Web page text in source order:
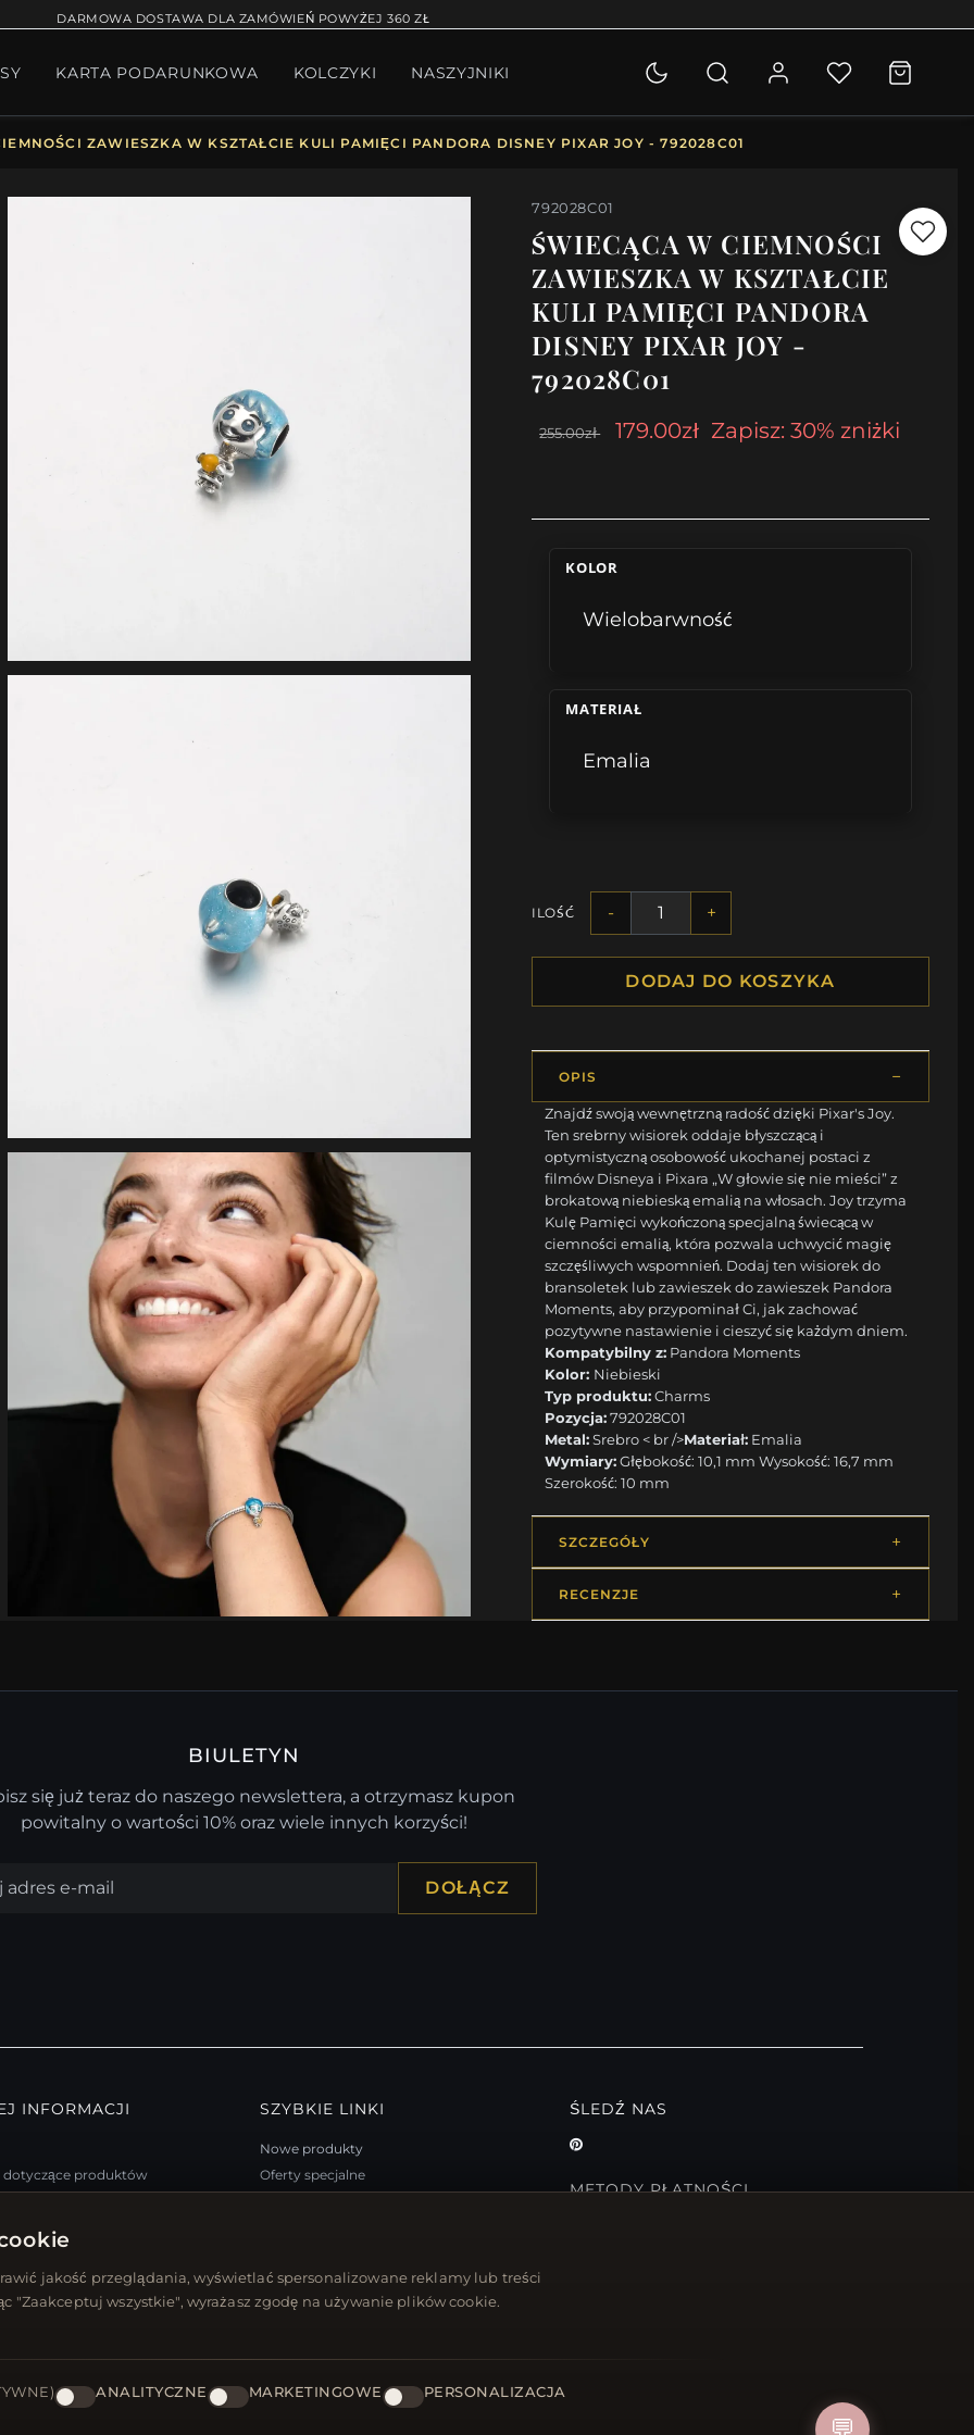
jakość przeglądania, wyświetlać spersonalizowane reklamy lub treści
"Zaakceptuj wszystkie", wyrażasz zgodę na używanie plików cookie.
ANALITYCZNE MARKETINGOWE PERSONALIZACJA
DARMOWA DOSTAWA DLA ZAMÓWIEŃ POWYŻEJ 360 ZŁ
SPRZEDAŻ BRANSOLETKA NA NOGĘ BRANSOLETKI
KARTA PODARUNKOWA KOLCZYKI NASZYJNIKI
ZAWIESZKA W KSZTAŁCIE KULI PAMIĘCI PANDORA DISNEY PIXAR JOY - 792028C01
792028C01
ŚWIECĄCA W CIEMNOŚCI
ZAWIESZKA W KSZTAŁCIE
KULI PAMIĘCI PANDORA
DISNEY PIXAR JOY -
792028C01
255.00zł 179.00zł Zapisz: 30% zniżki
KOLOR
Wielobarwność
MATERIAŁ
Emalia
ILOŚĆ - +
DODAJ DO KOSZYKA
OPIS
Znajdź swoją wewnętrzną radość dzięki Pixar's Joy.
Ten srebrny wisiorek oddaje błyszczącą i
optymistyczną osobowość ukochanej postaci z
filmów Disneya i Pixara „W głowie się nie mieści” z
brokatową niebieską emalią na włosach. Joy trzyma
Kulę Pamięci wykończoną specjalną świecącą w
ciemności emalią, która pozwala uchwycić magię
szczęśliwych wspomnień. Dodaj ten wisiorek do
bransoletek lub zawieszek do zawieszek Pandora
Moments, aby przypominał Ci, jak zachować
pozytywne nastawienie i cieszyć się każdym dniem.
Kompatybilny z: Pandora Moments
Kolor: Niebieski
Typ produktu:Charms
Pozycja:792028C01
Metal:Srebro < br />Materiał: Emalia
Wymiary:Głębokość: 10,1 mm Wysokość: 16,7 mm
Szerokość: 10 mm
SZCZEGÓŁY
RECENZJE
BIULETYN
się już teraz do naszego newslettera, a otrzymasz kupon
powitalny o wartości 10% oraz wiele innych korzyści!
DOŁĄCZ
INFORMACJI
dotyczące produktów
podarunkowa
rabatowe
z newslettera
SZYBKIE LINKI
Nowe produkty
Oferty specjalne
ŚLEDŹ NAS
METODY PŁATNOŚCI